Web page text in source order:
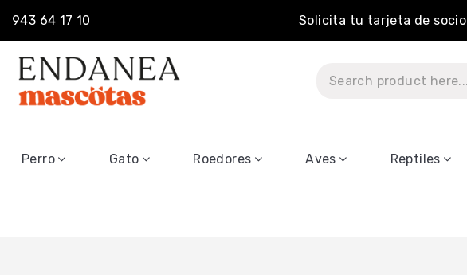
943 64 17 10 Solicita tu tarjeta de
Perro Gato Roedores Aves Reptiles